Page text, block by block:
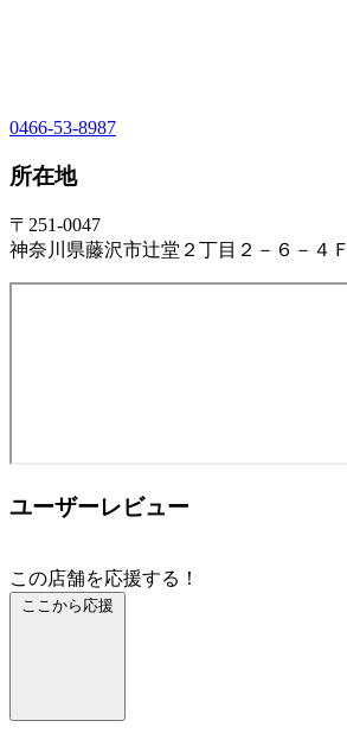
0466-53-8987
所在地
〒251-0047
神奈川県藤沢市辻堂２丁目２－６－４Ｆ
ユーザーレビュー
この店舗を応援する！
ここから応援